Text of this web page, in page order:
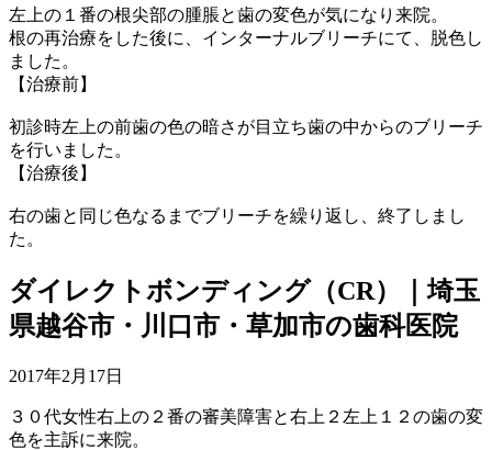
左上の１番の根尖部の腫脹と歯の変色が気になり来院。
根の再治療をした後に、インターナルブリーチにて、脱色し
ました。
【治療前】
初診時左上の前歯の色の暗さが目立ち歯の中からのブリーチ
を行いました。
【治療後】
右の歯と同じ色なるまでブリーチを繰り返し、終了しまし
た。
ダイレクトボンディング（CR）｜埼玉
県越谷市・川口市・草加市の歯科医院
2017年2月17日
３０代女性右上の２番の審美障害と右上２左上１２の歯の変
色を主訴に来院。